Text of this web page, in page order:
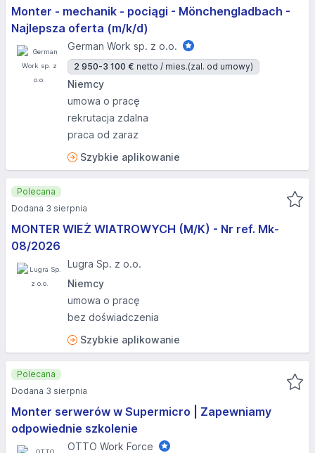
Monter - mechanik - pociągi - Mönchengladbach -
Najlepsza oferta (m/k/d)
German Work sp. z o.o.
2 950-3 100 € netto / mies.(zal. od umowy)
Niemcy
umowa o pracę
rekrutacja zdalna
praca od zaraz
Szybkie aplikowanie
MONTER WIEŻ WIATROWYCH (M/K) - Nr ref. Mk-
08/2026
Lugra Sp. z o.o.
Niemcy
umowa o pracę
bez doświadczenia
Szybkie aplikowanie
Polecana
Dodana 3 sierpnia
Monter serwerów w Supermicro | Zapewniamy
odpowiednie szkolenie
OTTO Work Force
Polecana
Dodana 3 sierpnia